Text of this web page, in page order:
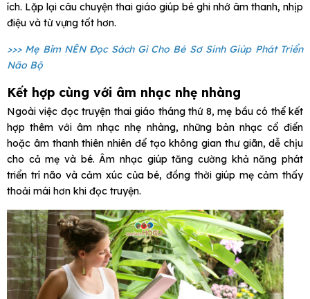
ích. Lặp lại câu chuyện thai giáo giúp bé ghi nhớ âm thanh, nhịp
điệu và từ vựng tốt hơn.
>>> Mẹ Bỉm NÊN Đọc Sách Gì Cho Bé Sơ Sinh Giúp Phát Triển
Não Bộ
Kết hợp cùng với âm nhạc nhẹ nhàng
Ngoài việc đọc truyện thai giáo tháng thứ 8, mẹ bầu có thể kết
hợp thêm với âm nhạc nhẹ nhàng, những bản nhạc cổ điển
hoặc âm thanh thiên nhiên để tạo không gian thư giãn, dễ chịu
cho cả mẹ và bé. Âm nhạc giúp tăng cường khả năng phát
triển trí não và cảm xúc của bé, đồng thời giúp mẹ cảm thấy
thoải mái hơn khi đọc truyện.